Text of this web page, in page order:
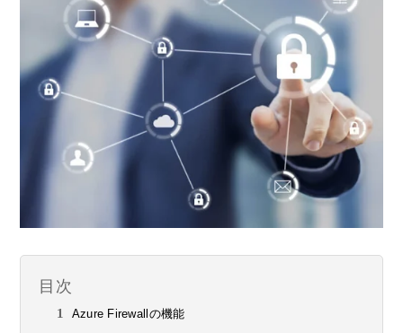
目次
Azure Firewallの機能